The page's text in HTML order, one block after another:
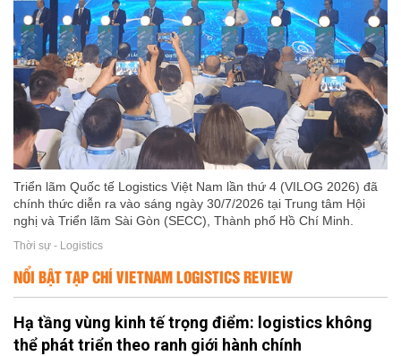
Triển lãm Quốc tế Logistics Việt Nam lần thứ 4 (VILOG 2026) đã
chính thức diễn ra vào sáng ngày 30/7/2026 tại Trung tâm Hội
nghị và Triển lãm Sài Gòn (SECC), Thành phố Hồ Chí Minh.
Thời sự - Logistics
NỔI BẬT TẠP CHÍ VIETNAM LOGISTICS REVIEW
Hạ tầng vùng kinh tế trọng điểm: logistics không
thể phát triển theo ranh giới hành chính